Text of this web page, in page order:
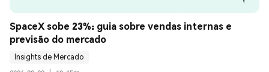
SpaceX sobe 23%: guia sobre vendas internas e
previsão do mercado
Insights de Mercado